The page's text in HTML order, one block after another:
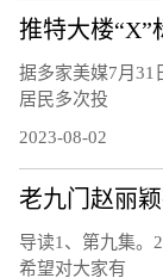
推特大楼“X”
据多家美媒7月31
居民多次投
2023-08-02
导读1、第九集。
希望对大家有